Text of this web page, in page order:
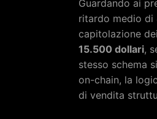
Guardando ai
ritardo medio
capitolazione
15.500 dollari,
stesso schema
on-chain, la
di vendita